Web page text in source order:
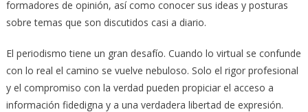
formadores de opinión, así como conocer sus ideas y posturas
sobre temas que son discutidos casi a diario.
El periodismo tiene un gran desafío. Cuando lo virtual se confunde
con lo real el camino se vuelve nebuloso. Solo el rigor profesional
y el compromiso con la verdad pueden propiciar el acceso a
información fidedigna y a una verdadera libertad de expresión.